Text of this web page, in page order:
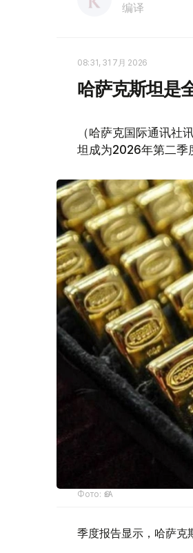
编译
08:31, 31 7月 2026
哈萨克斯坦是
（哈萨克国际通讯
坦成为2026年第二季
Фото: ӨзА
季度报告显示，哈萨克